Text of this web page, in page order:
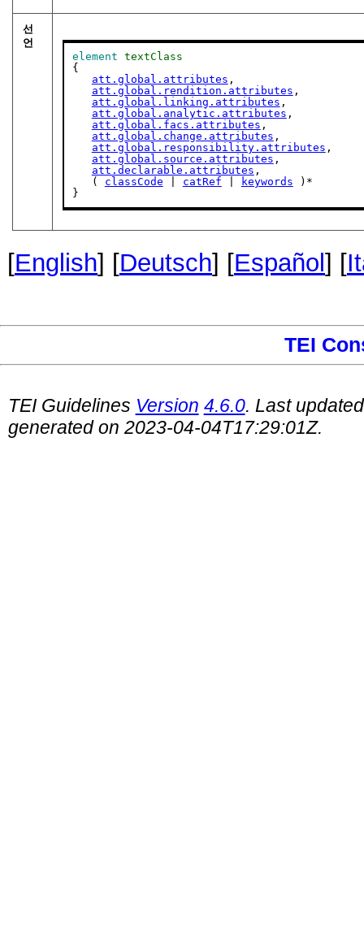
선
언
element textClass
{
att.global.attributes ,
att.global.rendition.attributes ,
att.global.linking.attributes ,
att.global.analytic.attributes ,
att.global.facs.attributes ,
att.global.change.attributes ,
att.global.responsibility.attributes ,
att.global.source.attributes ,
att.declarable.attributes ,
   (
classCode catRef keywords )*
}
[English] [Deutsch] [Español ] [
TEI
TEI Guidelines Version 4.6.0. Last
generated on 2023-04-04T17:29:01Z.